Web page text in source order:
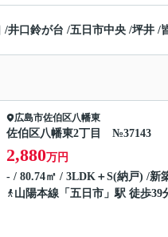
/井口鈴が台 /五日市中央 /坪井 /
広島市佐伯区八幡東
佐伯区八幡東2丁目 №37143
2,880万円
- / 80.74㎡ / 3LDK＋S(納戸) /新
山陽本線 「 五日市 」駅 徒歩39